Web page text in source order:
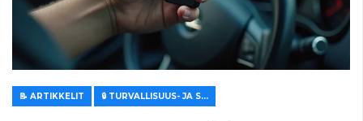
📝 ARTIKKELIT 🔒 TURVALLISUUS- JA SUOJAUSJÄRJESTELMÄT